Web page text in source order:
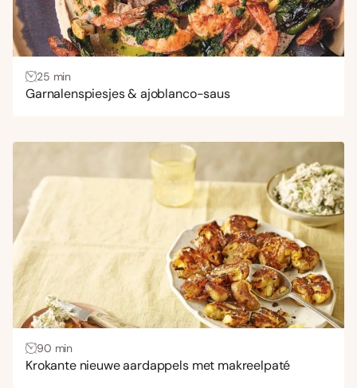
25 min
Garnalenspiesjes & ajoblanco-saus
90 min
Krokante nieuwe aardappels met makreelpaté